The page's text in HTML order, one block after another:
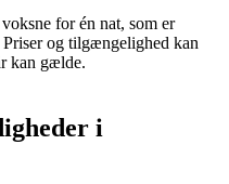
for én nat, som er
og tilgængelighed kan
kan gælde.
i